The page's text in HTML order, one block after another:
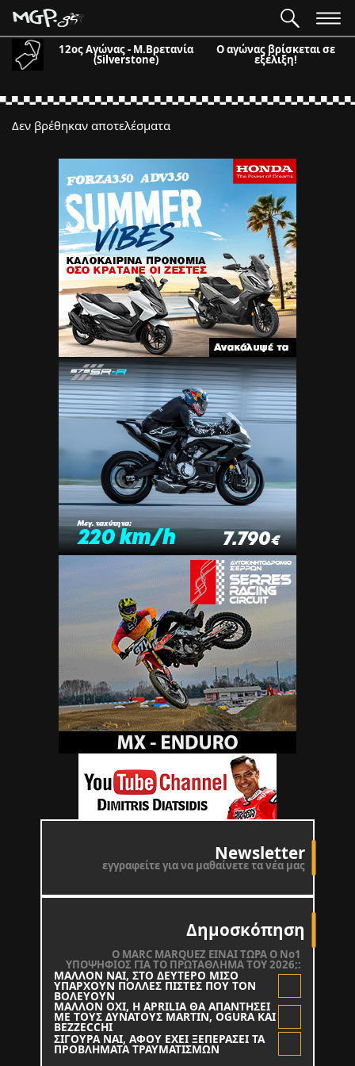
12ος Αγώνας - Μ.Βρετανία
(Silverstone)
Ο αγώνας βρίσκεται σε
εξέλιξη!
Newsletter
εγγραφείτε για να μαθαίνετε τα νέα μας
Δημοσκόπηση
O MARC MARQUEZ ΕΙΝΑΙ ΤΩΡΑ Ο Νο1
ΥΠΟΨΗΦΙΟΣ ΓΙΑ ΤΟ ΠΡΩΤΑΘΛΗΜΑ ΤΟΥ 2026;:
ΜΑΛΛΟΝ ΝΑΙ, ΣΤΟ ΔΕΥΤΕΡΟ ΜΙΣΟ
ΥΠΑΡΧΟΥΝ ΠΟΛΛΕΣ ΠΙΣΤΕΣ ΠΟΥ ΤΟΝ
ΒΟΛΕΥΟΥΝ
ΜΑΛΛΟΝ ΟΧΙ, Η APRILIA ΘΑ ΑΠΑΝΤΗΣΕΙ
ΜΕ ΤΟΥΣ ΔΥΝΑΤΟΥΣ MARTIN, OGURA KAI
BEZZECCHI
ΣΙΓΟΥΡΑ ΝΑΙ, ΑΦΟΥ ΕΧΕΙ ΞΕΠΕΡΑΣΕΙ ΤΑ
ΠΡΟΒΛΗΜΑΤΑ ΤΡΑΥΜΑΤΙΣΜΩΝ
Δεν βρέθηκαν αποτελέσματα